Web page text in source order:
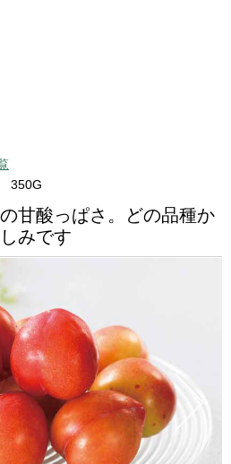
350G
甘酸っぱさ。どの品種か
みです